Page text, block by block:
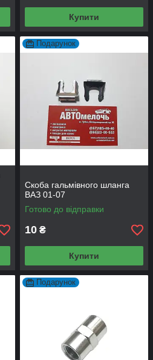
Купити
Подарунок
Скоба гальмівного шланга
ВАЗ 01-07
Готово до відправки
10 ₴
Купити
Подарунок